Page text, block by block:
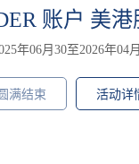
账户 美
年06月30至2026年04
满结束 活动详